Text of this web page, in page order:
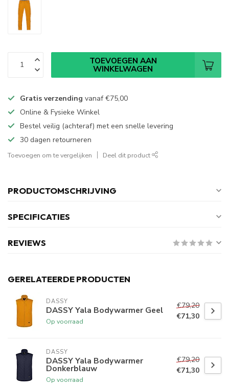
TOEVOEGEN AAN
WINKELWAGEN
Gratis verzending vanaf€75,00
Online & Fysieke Winkel
Bestel veilig (achteraf) met een snelle levering
30 dagen retourneren
Toevoegen om te vergelijken Deel dit product
PRODUCTOMSCHRIJVING
SPECIFICATIES
REVIEWS
GERELATEERDE PRODUCTEN
DASSY
DASSY Yala Bodywarmer Geel
Op voorraad
€79,20
€71,30
DASSY
DASSY Yala Bodywarmer
Donkerblauw
Op voorraad
€79,20
€71,30